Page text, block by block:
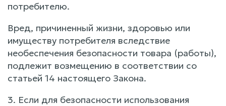
потребителю.
Вред, причиненный жизни, здоровью или
имуществу потребителя вследствие
необеспечения безопасности товара (работы),
подлежит возмещению в соответствии со
статьей 14 настоящего Закона.
3. Если для безопасности использования